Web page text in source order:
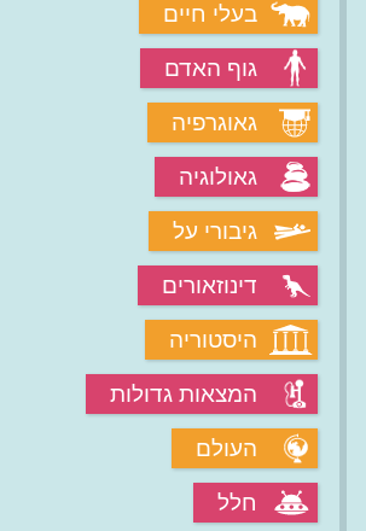
בעלי חיים
גוף האדם
גאוגרפיה
גאולוגיה
גיבורי על
דינוזאורים
היסטוריה
המצאות גדולות
העולם
חלל